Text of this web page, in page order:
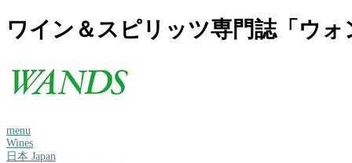
ワイン＆スピリッツ専門誌「ウォ
menu
Wines
日本 Japan